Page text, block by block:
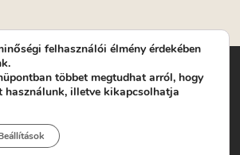
Közhasznú Nonprofit Kft. | Működési
Színház 1089 Budapest, Kálvária tér 6. |
Budapest, Kálvária tér 14. | Titkárság:
607-2620
felhasználói élmény érdekében
többet megtudhat arról, hogy
használunk, illetve kikapcsolhatja